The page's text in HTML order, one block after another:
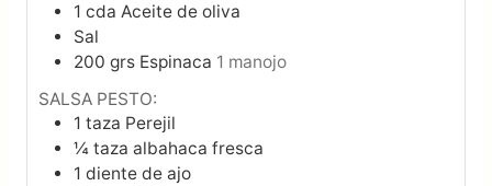
1 cda Aceite de oliva
Sal
200 grs Espinaca 1 manojo
SALSA PESTO:
1 taza Perejil
¼ taza albahaca fresca
1 diente de ajo